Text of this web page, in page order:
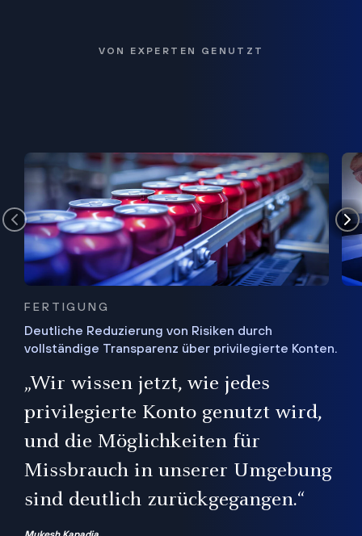
VON EXPERTEN GENUTZT
FERTIGUNG
Deutliche Reduzierung von Risiken durch
vollständige Transparenz über privilegierte Konten.
„Wir wissen jetzt, wie jedes
privilegierte Konto genutzt wird,
und die Möglichkeiten für
Missbrauch in unserer Umgebung
sind deutlich zurückgegangen.“